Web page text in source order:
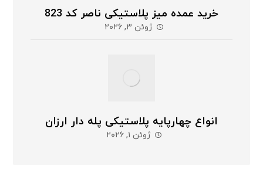
خرید عمده میز پلاستیکی ناصر کد 823
ژوئن ۳, ۲۰۲۶
انواع چهارپایه پلاستیکی پله دار ارزان
ژوئن ۱, ۲۰۲۶